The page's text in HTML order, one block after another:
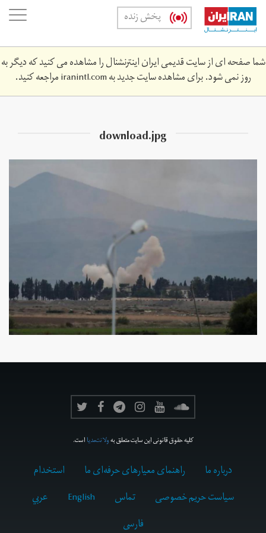
Skip
main
content
پخش زنده
شما صفحه ای از سایت قدیمی ایران اینترنشنال را مشاهده می کنید که دیگر به
روز نمی شود. برای مشاهده سایت جدید بهiranintl.comمراجعه کنید.
download.jpg
کلیه حقوق قانونی این سایت متعلق بهولانت‌مدیااست.
درباره ما راهنمای معیارهای حرفه‌ای ما
استخدام
سیاست حریم خصوصی
تماس English
عربي
فارسى